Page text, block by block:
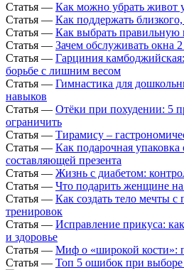
Статья — Как можно убрать живот
Статья — Как поддержать
Статья — Как выбрать правильную
Статья — Зачем обслуживать окна 2
Статья — Гарциния
борьбе с лишним весом
Статья — Гимнастика для
навыков
Статья — Отёки при похудении: 5
ограничить
Статья — Тирамису –
Статья — Как подарочная упаковка
составляющей презента
Статья — Жизнь с диабетом:
Статья — Что подарить женщине на
Статья — Как создать тело мечты
тренировок
Статья — Исправление прикуса:
и здоровье
Статья — Миф о «широкой кости»:
Статья — Топ 5 ошибок при выборе